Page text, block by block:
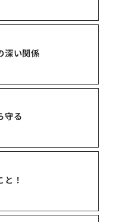
深い関係
守る
！